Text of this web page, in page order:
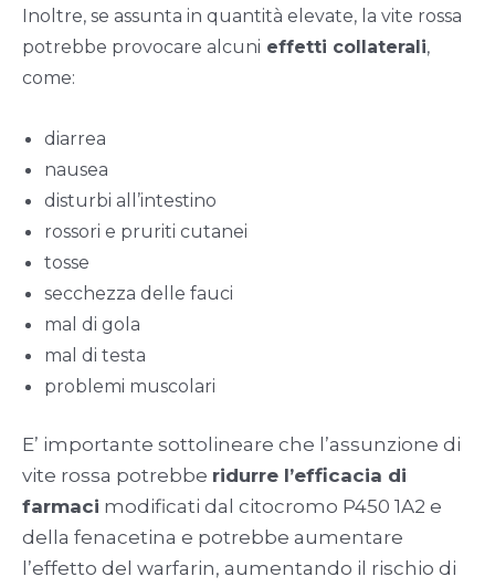
Inoltre, se assunta in quantità elevate, la vite rossa
potrebbe provocare alcuni effetti collaterali,
come:
diarrea
nausea
disturbi all’intestino
rossori e pruriti cutanei
tosse
secchezza delle fauci
mal di gola
mal di testa
problemi muscolari
E’ importante sottolineare che l’assunzione di
vite rossa potrebbe ridurre l’efficacia di
farmaci modificati dal citocromo P450 1A2 e
della fenacetina e potrebbe aumentare
l’effetto del warfarin, aumentando il rischio di